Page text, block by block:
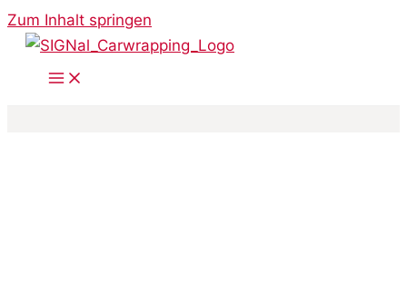
Zum Inhalt springen